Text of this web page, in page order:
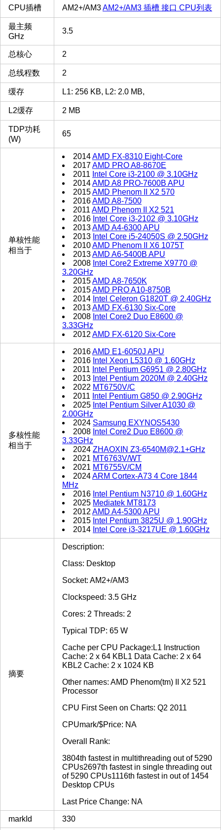
CPU插槽 AM2+/AM3AM2+/AM3 插槽 接口 CPU列表
最主频
GHz
3.5
总核心 2
总线程数 2
缓存 L1: 256 KB, L2: 2.0 MB,
L2缓存 2 MB
TDP功耗
(W)
65
单核性能
相当于
2014AMD FX-8310 Eight-Core
2017AMD PRO A8-8670E
2011 Intel Core i3-2100 @ 3.10GHz
2014AMD A8 PRO-7600B APU
2015AMD Phenom II X2 570
2016AMD A8-7500
2011AMD Phenom II X2 521
2016 Intel Core i3-2102 @ 3.10GHz
2013AMD A4-6300 APU
2013 Intel Core i5-24050S @ 2.50GHz
2010AMD Phenom II X6 1075T
2013AMD A6-5400B APU
2008 Intel Core2 Extreme X9770 @
3.20GHz
2015AMD A8-7650K
2015AMD PRO A10-8750B
2014 Intel Celeron G1820T @ 2.40GHz
2013AMD FX-6130 Six-Core
2008 Intel Core2 Duo E8600 @
3.33GHz
2012AMD FX-6120 Six-Core
多核性能
相当于
2016AMD E1-6050J APU
2016 Intel Xeon L5310 @ 1.60GHz
2011 Intel Pentium G6951 @ 2.80GHz
2013 Intel Pentium 2020M @ 2.40GHz
2022 MT6750V/C
2011 Intel Pentium G850 @ 2.90GHz
2025 Intel Pentium Silver A1030 @
2.00GHz
2024 Samsung EXYNOS5430
2008 Intel Core2 Duo E8600 @
3.33GHz
2024 ZHAOXIN Z3-6540M@2.1+GHz
2021 MT6763V/WT
2021 MT6755V/CM
2024ARM Cortex-A73 4 Core 1844
MHz
2016 Intel Pentium N3710 @ 1.60GHz
2025 Mediatek MT8173
2012AMD A4-5300 APU
2015 Intel Pentium 3825U @ 1.90GHz
2014 Intel Core i3-3217UE @ 1.60GHz
摘要
Description:
Class: Desktop
Socket: AM2+/AM3
Clockspeed: 3.5 GHz
Cores: 2 Threads: 2
Typical TDP: 65 W
Cache per CPU Package:L1 Instruction
Cache: 2 x 64 KBL1 Data Cache: 2 x 64
KBL2 Cache: 2 x 1024 KB
Other names: AMD Phenom(tm) II X2 521
Processor
CPU First Seen on Charts: Q2 2011
CPUmark/$Price: NA
Overall Rank:
3804th fastest in multithreading out of 5290
CPUs2697th fastest in single threading out
of 5290 CPUs1116th fastest in out of 1454
Desktop CPUs
Last Price Change: NA
markId 330